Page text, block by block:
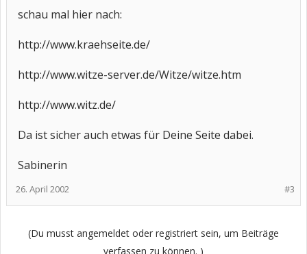
schau mal hier nach:
http://www.kraehseite.de/
http://www.witze-server.de/Witze/witze.htm
http://www.witz.de/
Da ist sicher auch etwas für Deine Seite dabei.
Sabinerin
#3
26. April 2002
(Du musst angemeldet oder registriert sein, um Beiträge
verfassen zu können. )